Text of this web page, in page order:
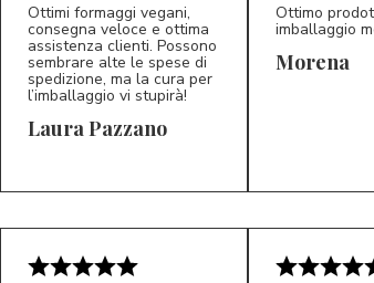
LP 5/5
Ottimi formaggi vegani,
consegna veloce e ottima
assistenza clienti. Possono
sembrare alte le spese di
spedizione, ma la cura per
l’imballaggio vi stupirà!
Laura Pazzano
Ottimo
imballaggio
Morena